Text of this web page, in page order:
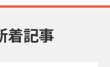
着記事